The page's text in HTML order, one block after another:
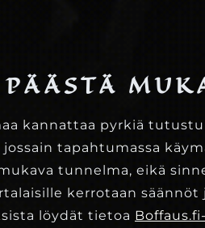
kannattaa pyrkiä
tapahtumassa
tunnelma, eikä
kerrotaan
löydät tietoa